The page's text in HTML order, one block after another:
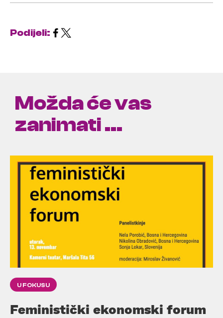
Podijeli:
Možda će vas
zanimati ...
U FOKUSU
Feministički ekonomski forum